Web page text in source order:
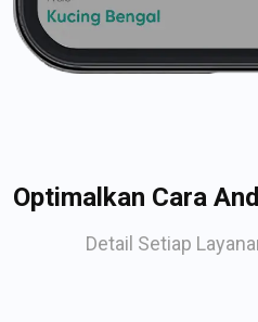
Optimalkan Cara
Detail Setiap